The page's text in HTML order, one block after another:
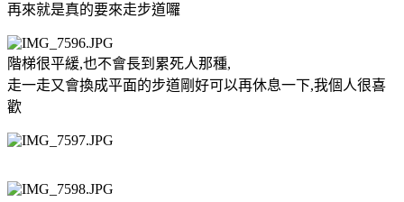
再來就是真的要來走步道囉
階梯很平緩,也不會長到累死人那種,
走一走又會換成平面的步道剛好可以再休息一下,我個人很喜
歡